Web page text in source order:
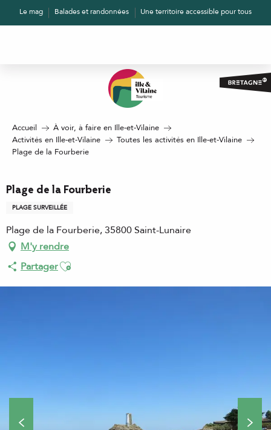
AllerLe mag Balades et randonnées Une territoire accessible pour tous
Accueil
À voir, à faire en Ille-et-Vilaine
Activités en Ille-et-Vilaine
Toutes les activités en Ille-et-Vilaine
Plage de la Fourberie
Plage de la Fourberie
PLAGE SURVEILLÉE
Plage de la Fourberie, 35800 Saint-Lunaire
M'y rendre
PartagerAjouter aux favoris